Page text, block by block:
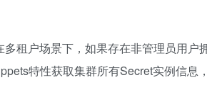
多租户场景下，如果存在非管理员用
特性获取集群所有Secret实例信